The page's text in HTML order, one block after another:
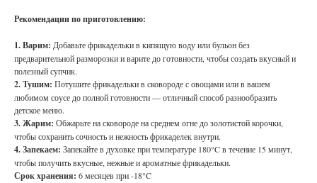
Рекомендации по приготовлению:
1. Варим: Добавьте фрикадельки в кипящую воду или бульон без
предварительной разморозки и варите до готовности, чтобы создать вкусный и
полезный супчик.
2. Тушим: Потушите фрикадельки в сковороде с овощами или в вашем
любимом соусе до полной готовности — отличный способ разнообразить
детское меню.
3. Жарим: Обжарьте на сковороде на среднем огне до золотистой корочки,
чтобы сохранить сочность и нежность фрикаделек внутри.
4. Запекаем: Запекайте в духовке при температуре 180°C в течение 15 минут,
чтобы получить вкусные, нежные и ароматные фрикадельки.
Срок хранения: 6 месяцев при -18°C